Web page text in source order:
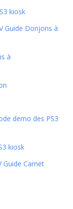
kiosk
Guide Donjons à
à
demo des PS3
kiosk
Guide Carnet